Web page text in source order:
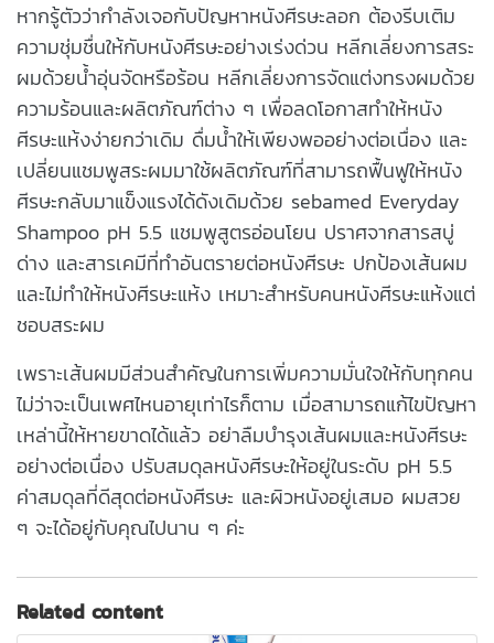
หากรู้ตัวว่ากำลังเจอกับปัญหาหนังศีรษะลอก ต้องรีบเติม
ความชุ่มชื่นให้กับหนังศีรษะอย่างเร่งด่วน หลีกเลี่ยงการสระ
ผมด้วยน้ำอุ่นจัดหรือร้อน หลีกเลี่ยงการจัดแต่งทรงผมด้วย
ความร้อนและผลิตภัณฑ์ต่าง ๆ เพื่อลดโอกาสทำให้หนัง
ศีรษะแห้งง่ายกว่าเดิม ดื่มน้ำให้เพียงพออย่างต่อเนื่อง และ
เปลี่ยนแชมพูสระผมมาใช้ผลิตภัณฑ์ที่สามารถฟื้นฟูให้หนัง
ศีรษะกลับมาแข็งแรงได้ดังเดิมด้วย sebamed Everyday
Shampoo pH 5.5 แชมพูสูตรอ่อนโยน ปราศจากสารสบู่
ด่าง และสารเคมีที่ทำอันตรายต่อหนังศีรษะ ปกป้องเส้นผม
และไม่ทำให้หนังศีรษะแห้ง เหมาะสำหรับคนหนังศีรษะแห้งแต่
ชอบสระผม
เพราะเส้นผมมีส่วนสำคัญในการเพิ่มความมั่นใจให้กับทุกคน
ไม่ว่าจะเป็นเพศไหนอายุเท่าไรก็ตาม เมื่อสามารถแก้ไขปัญหา
เหล่านี้ให้หายขาดได้แล้ว อย่าลืมบำรุงเส้นผมและหนังศีรษะ
อย่างต่อเนื่อง ปรับสมดุลหนังศีรษะให้อยู่ในระดับ pH 5.5
ค่าสมดุลที่ดีสุดต่อหนังศีรษะ และผิวหนังอยู่เสมอ ผมสวย
ๆ จะได้อยู่กับคุณไปนาน ๆ ค่ะ
Related content